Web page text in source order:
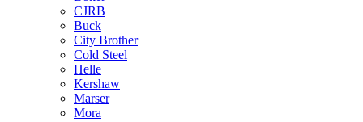
CJRB
Buck
City Brother
Cold Steel
Helle
Kershaw
Marser
Mora